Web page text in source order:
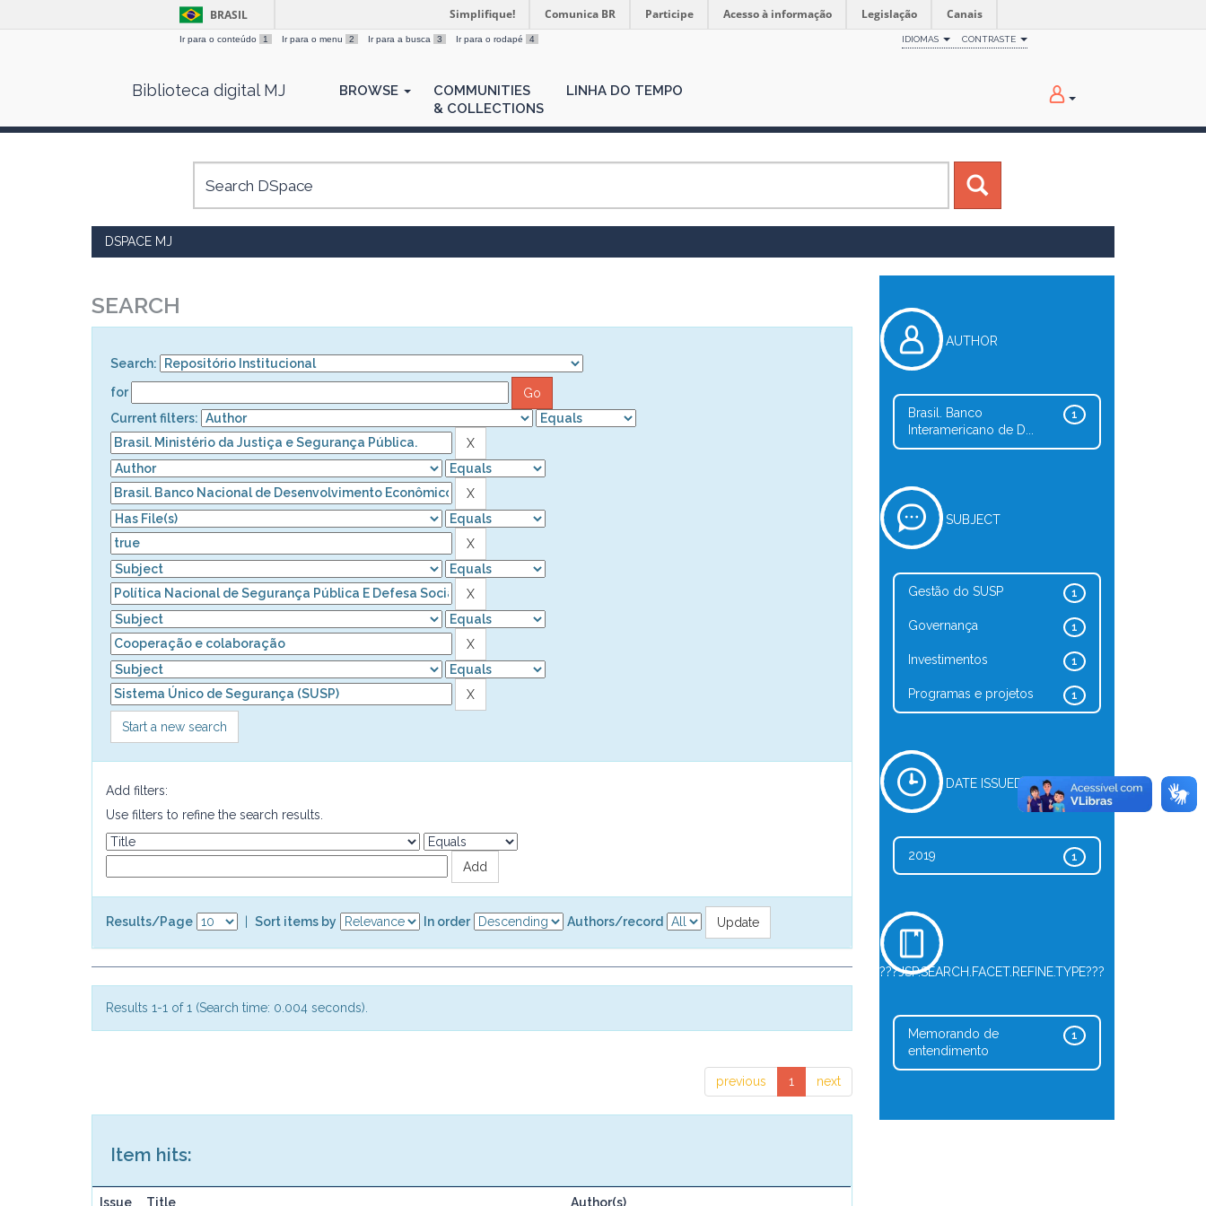
BRASIL Simplifique! Comunica BR Participe Acesso à informação Legislação Canais
Ir para o conteúdo 1 Ir para o menu 2 Ir para a busca 3 Ir para o rodapé 4 IDIOMAS CONTRASTE
Biblioteca digital MJ BROWSE
COMMUNITIES
& COLLECTIONS
LINHA DO TEMPO
DSPACE MJ
SEARCH
Search:
for
Current filters:
Start a new search
Add filters:
Use filters to refine the search results.
Results/Page Sort items by In order Authors/record
Results 1-1 of 1 (Search time: 0.004 seconds).
previous 1 next
Item hits:
Issue Title Author(s)
AUTHOR
1
Brasil. Banco
Interamericano de D...
SUBJECT
1
Gestão do SUSP
1
Governança
1
Investimentos
1
Programas e projetos
DATE ISSUED
1
2019
???JSP.SEARCH.FACET.REFINE.TYPE???
1
Memorando de
entendimento